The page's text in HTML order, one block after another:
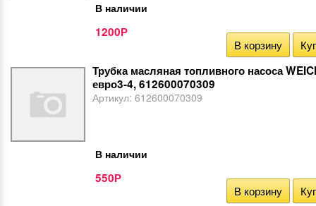
В наличии
1200Р
В корзину
Трубка масляная топливного насоса
евро3-4, 612600070309
Артикул: 612600070309
В наличии
550Р
В корзину